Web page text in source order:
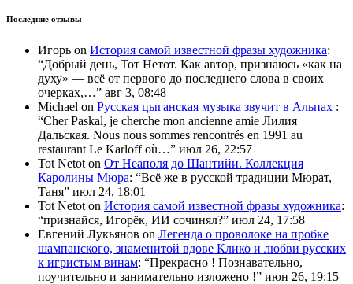
Последние отзывы
Игорь on История самой известной фразы художника:
“Добрый день, Тот Нетот. Как автор, признаюсь «как на
духу» — всё от первого до последнего слова в своих
очерках,…” авг 3, 08:48
Michael on Русская цыганская музыка звучит в Альпах :
“Cher Paskal, je cherche mon ancienne amie Лилия
Дальская. Nous nous sommes rencontrés en 1991 au
restaurant Le Karloff où…” июл 26, 22:57
Tot Netot on От Неаполя до Шантийи. Коллекция
Каролины Мюра: “Всё же в русской традиции Мюрат,
Таня” июл 24, 18:01
Tot Netot on История самой известной фразы художника:
“признайся, Игорёк, ИИ сочинял?” июл 24, 17:58
Евгений Лукьянов on Легенда о проволоке на пробке
шампанского, знаменитой вдове Клико и любви русских
к игристым винам: “Прекрасно ! Познавательно,
поучительно и занимательно изложено !” июн 26, 19:15